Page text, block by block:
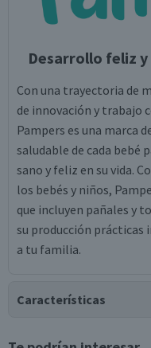
Desarrollo feliz y
Con una trayectoria de
de innovación y trabajo
Pampers es una marca
saludable de cada bebé
sano y feliz en su vida.
los bebés y niños,
que incluyen pañales y
su producción
a tu familia.
Características
Tipo de Producto